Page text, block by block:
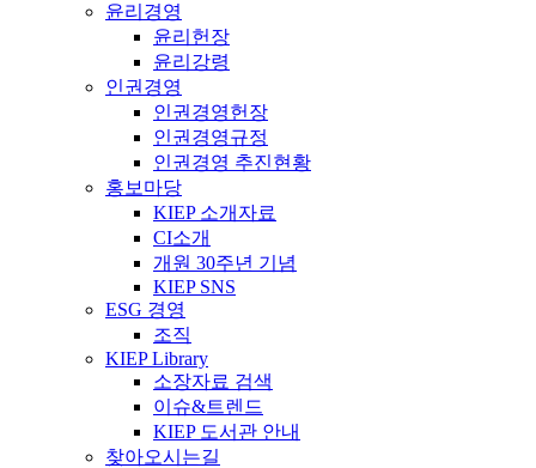
윤리경영
윤리헌장
윤리강령
인권경영
인권경영헌장
인권경영규정
인권경영 추진현황
홍보마당
KIEP 소개자료
CI소개
개원 30주년 기념
KIEP SNS
ESG 경영
조직
KIEP Library
소장자료 검색
이슈&트렌드
KIEP 도서관 안내
찾아오시는길